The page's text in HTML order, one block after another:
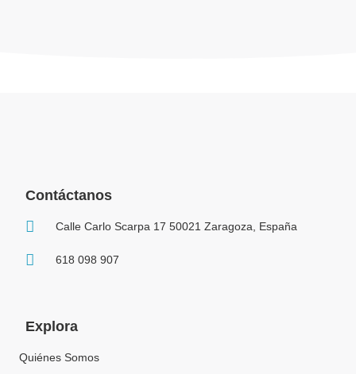
Contáctanos
Calle Carlo Scarpa 17 50021 Zaragoza, España
618 098 907
Explora
Quiénes Somos